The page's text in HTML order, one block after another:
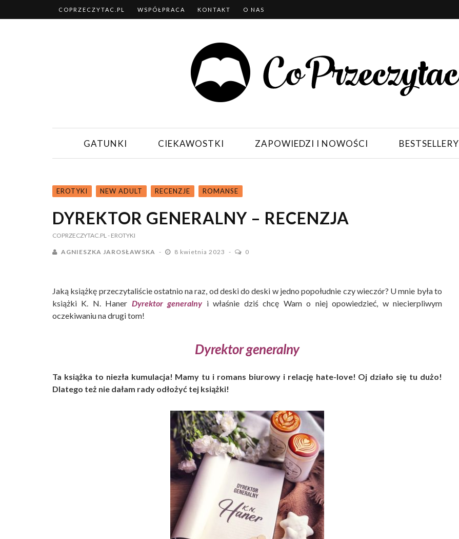
COPRZECZYTAC.PL WSPÓŁPRACA KONTAKT O NAS
GATUNKI CIEKAWOSTKI ZAPOWIEDZI I NOWOŚCI BESTSELLERY
EROTYKI NEW ADULT RECENZJE ROMANSE
DYREKTOR GENERALNY – RECENZJA
COPRZECZYTAC.PL- EROTYKI
AGNIESZKA JAROSŁAWSKA 8 kwietnia 2023 0
Jaką książkę przeczytaliście ostatnio na raz, od deski do deski w jedno popołudnie czy wieczór? U mnie była to
książki K. N. Haner Dyrektor generalnyi właśnie dziś chcę Wam o niej opowiedzieć, w niecierpliwym
oczekiwaniu na drugi tom!
Dyrektorgeneralny
Ta książka to niezła kumulacja! Mamy tu i romans biurowy i relację hate-love! Oj działo się tu dużo!
Dlatego też nie dałam rady odłożyć tej książki!